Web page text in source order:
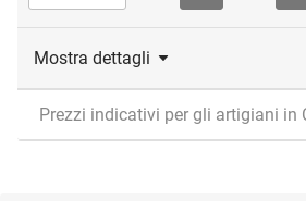
Mostra dettagli
Prezzi indicativi per gli artigiani in